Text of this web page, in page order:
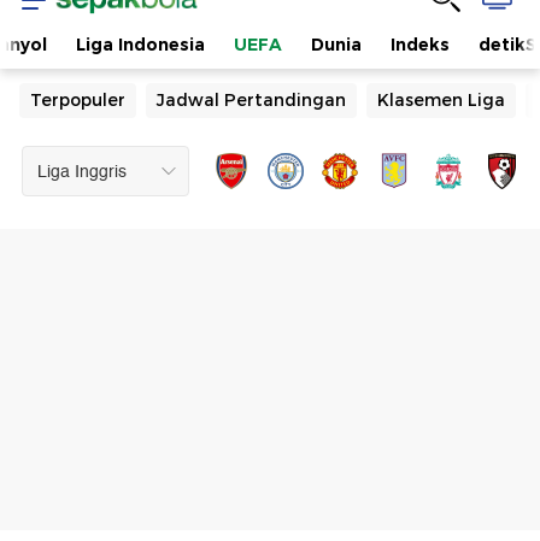
Liga Indonesia UEFA Dunia Indeks
Terpopuler Jadwal Pertandingan Klasemen Liga